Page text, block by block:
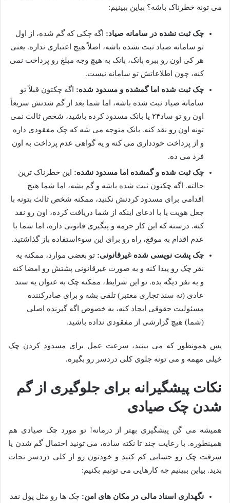
می تونه خطرناک باشه؟ بیاین ببینیم:
چک ثبت نشده در سامانه صیاد: اگه چکی که گم شده، از اول
تو سامانه صیاد ثبت نشده باشه، اصلاً هیچ اعتباری نداره. یعنی
هر کی اون رو ببره بانک، بانک به هیچ وجه مبلغ رو پرداخت نمی
کنه، چون اطلاعاتش تو سامانه نیست.
چک ثبت شده اما گمشده و مسدود شده: اگه چکتون قبلاً تو
سامانه صیاد ثبت شده باشه، اما شما بعد از گم شدنش سریعاً
اون رو تو ساد۲۴ یا بانک مسدود کرده باشید، شخص ثالث نمی
تونه اون رو نقد کنه. بانک متوجه می شه که چک مفقودی داره
و از پرداخت خودداری می کنه و یه گواهی عدم پرداخت به اون
فرد می ده.
چک ثبت شده و گمشده اما مسدود نشده: این خطرناک ترین
حالته. اگه چکتون ثبت شده باشه و گم بشه، اما شما هیچ
اقدامی برای مسدود کردنش نکنید، ممکنه شخص ثالث بتونه با
جعل هویت یا با ادعای اینکه از شما دریافت کرده، اون رو نقد
کنه. درسته که این کار جرمه و پیگیری قانونی داره، اما شما با
عدم اقدام به موقع، راه رو برای این سوءاستفاده باز گذاشتید.
چک پشت نویسی شده غیرقانونی: تو بعضی موارد، ممکنه یه
نفر چک رو پیدا کنه و به صورت غیرقانونی پشتش رو امضا کنه
و به نفر دیگه بده. تو این شرایط، ممکنه چک به عنوان یه سند
عادی (نه سند تجاری معتبر) تلقی بشه و برای صادرکننده
مسئولیت حقوقی ایجاد کنه، به خصوص اگه گیرنده اصلی
(شما) هیچ گزارشی از مفقودی نداده باشید.
پس همونطور که می بینید، سرعت عمل برای مسدود کردن چک
خیلی مهمه و می تونه جلوی کلی دردسر رو بگیره.
نکات پیشگیرانه برای جلوگیری از گم
شدن چک صیادی
همیشه می گن پیشگیری بهتر از درمانه! تو مورد چک صیادی هم
همینطوره. با رعایت چند تا نکته ساده، می تونید احتمال گم شدن یا
سرقت چک رو حسابی کم کنید و خودتون رو از کلی دردسر نجات
بدید. بیاین ببینیم چه کارهایی می تونیم بکنیم:
نگهداری اسناد مالی در مکان های امن: چک ها رو مثل پول نقد